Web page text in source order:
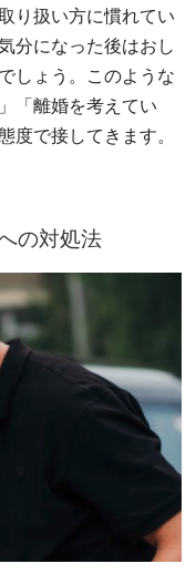
り扱い方に慣れてい
分になった後はおし
しょう。このような
「離婚を考えてい
度で接してきます。
の対処法